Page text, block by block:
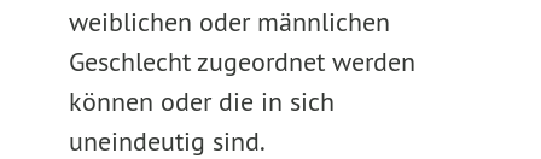
weiblichen oder männlichen
Geschlecht zugeordnet werden
können oder die in sich
uneindeutig sind.